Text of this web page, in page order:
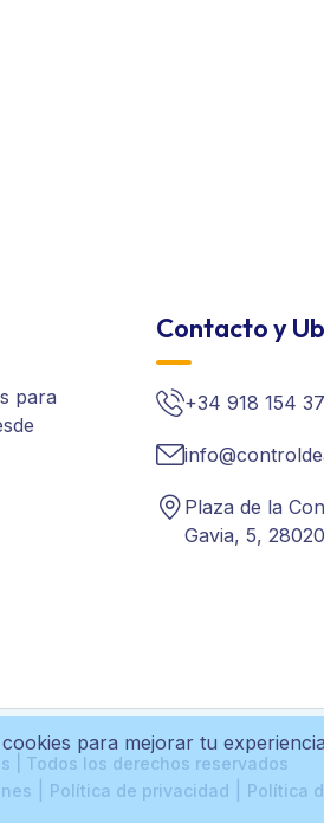
para
Contacto y
+34 918 154
Plaza de la
Gavia, 5,
| Todos los derechos reservados
Política de privacidad Política
para mejorar tu